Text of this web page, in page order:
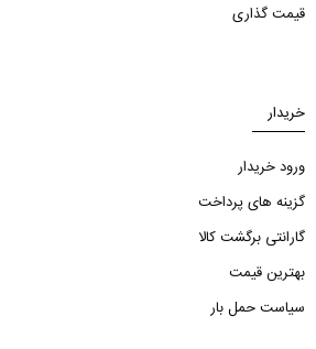
قیمت گذاری
خریدار
ورود خریدار
گزینه های پرداخت
گارانتی برگشت کالا
بهترین قیمت
سیاست حمل بار